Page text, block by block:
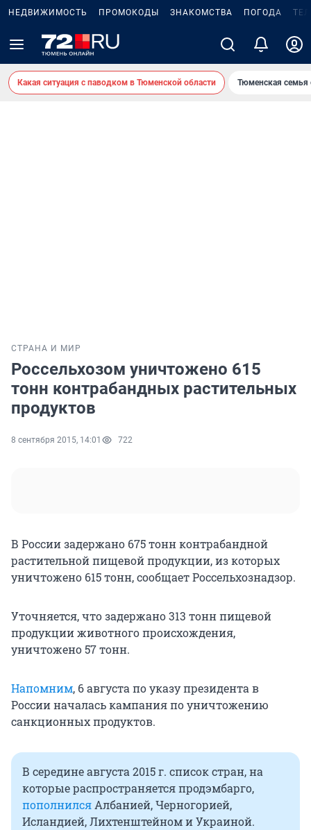
НЕДВИЖИМОСТЬ ПРОМОКОДЫ ЗНАКОМСТВА ПОГОДА
Какая ситуация с паводком в Тюменской области Тюменская семья
СТРАНА И МИР
Россельхозом уничтожено 615
тонн контрабандных растительных
продуктов
8 сентября 2015, 14:01 722
В России задержано 675 тонн контрабандной
растительной пищевой продукции, из которых
уничтожено 615 тонн, сообщает Россельхознадзор.
Уточняется, что задержано 313 тонн пищевой
продукции животного происхождения,
уничтожено 57 тонн.
Напомним, 6 августа по указу президента в
России началась кампания по уничтожению
санкционных продуктов.
В середине августа 2015 г. список стран, на
которые распространяется продэмбарго,
пополнился Албанией, Черногорией,
Исландией, Лихтенштейном и Украиной.